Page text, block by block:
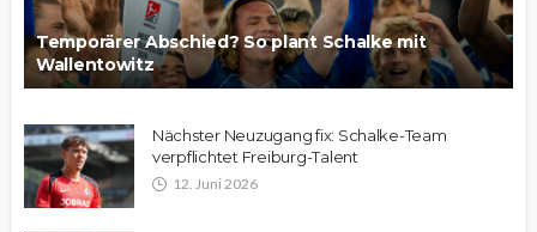
Temporärer Abschied? So plant Schalke mit
Wallentowitz
Nächster Neuzugang fix: Schalke-Team
verpflichtet Freiburg-Talent
12. Juni 2026